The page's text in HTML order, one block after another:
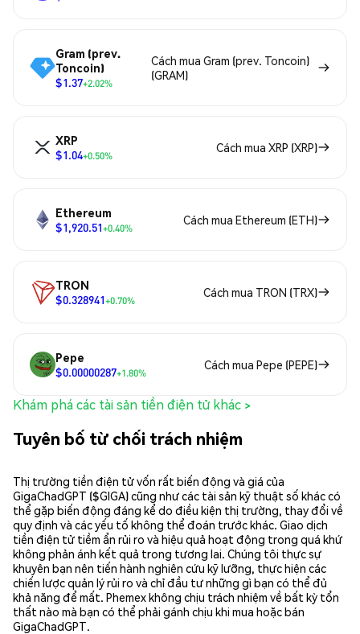
Gram (prev.
Toncoin)
$1.37+2.02%
Cách mua Gram (prev. Toncoin)
(GRAM)
XRP
$1.04+0.50%
Cách mua XRP (XRP)
Ethereum
$1,920.51+0.40%
Cách mua Ethereum (ETH)
TRON
$0.328941+0.70%
Cách mua TRON (TRX)
Pepe
$0.00000287+1.80%
Cách mua Pepe (PEPE)
Khám phá các tài sản tiền điện tử khác >
Tuyên bố từ chối trách nhiệm
Thị trường tiền điện tử vốn rất biến động và giá của
GigaChadGPT ($GIGA) cũng như các tài sản kỹ thuật số khác có
thể gặp biến động đáng kể do điều kiện thị trường, thay đổi về
quy định và các yếu tố không thể đoán trước khác. Giao dịch
tiền điện tử tiềm ẩn rủi ro và hiệu quả hoạt động trong quá khứ
không phản ánh kết quả trong tương lai. Chúng tôi thực sự
khuyên bạn nên tiến hành nghiên cứu kỹ lưỡng, thực hiện các
chiến lược quản lý rủi ro và chỉ đầu tư những gì bạn có thể đủ
khả năng để mất. Phemex không chịu trách nhiệm về bất kỳ tổn
thất nào mà bạn có thể phải gánh chịu khi mua hoặc bán
GigaChadGPT.